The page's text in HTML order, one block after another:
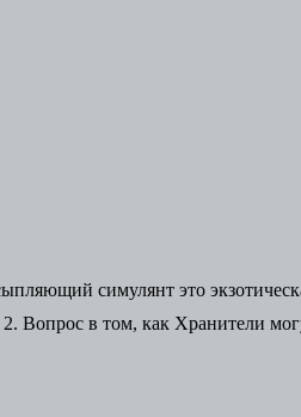
симулянт это
Вопрос в том, как Хранители